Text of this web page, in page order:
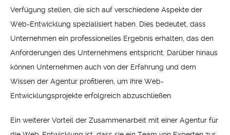
Verfügung stellen, die sich auf verschiedene Aspekte der
Web-Entwicklung spezialisiert haben. Dies bedeutet, dass
Unternehmen ein professionelles Ergebnis erhalten, das den
Anforderungen des Unternehmens entspricht. Darüber hinaus
können Unternehmen auch von der Erfahrung und dem
Wissen der Agentur profitieren, um ihre Web-
Entwicklungsprojekte erfolgreich abzuschließen.
Ein weiterer Vorteil der Zusammenarbeit mit einer Agentur für